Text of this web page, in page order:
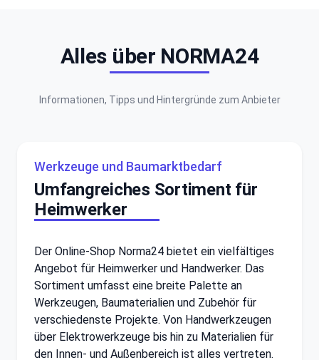
Alles über NORMA24
Informationen, Tipps und Hintergründe zum Anbieter
Werkzeuge und Baumarktbedarf
Umfangreiches Sortiment für
Heimwerker
Der Online-Shop Norma24 bietet ein vielfältiges
Angebot für Heimwerker und Handwerker. Das
Sortiment umfasst eine breite Palette an
Werkzeugen, Baumaterialien und Zubehör für
verschiedenste Projekte. Von Handwerkzeugen
über Elektrowerkzeuge bis hin zu Materialien für
den Innen- und Außenbereich ist alles vertreten.